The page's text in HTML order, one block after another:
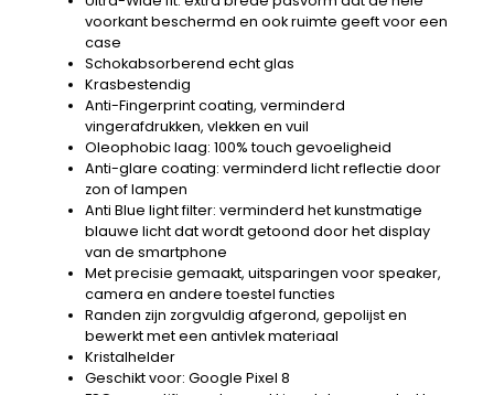
voorkant beschermd en ook ruimte geeft voor een
case
Schokabsorberend echt glas
Krasbestendig
Anti-Fingerprint coating, verminderd
vingerafdrukken, vlekken en vuil
Oleophobic laag: 100% touch gevoeligheid
Anti-glare coating: verminderd licht reflectie door
zon of lampen
Anti Blue light filter: verminderd het kunstmatige
blauwe licht dat wordt getoond door het display
van de smartphone
Met precisie gemaakt, uitsparingen voor speaker,
camera en andere toestel functies
Randen zijn zorgvuldig afgerond, gepolijst en
bewerkt met een antivlek materiaal
Kristalhelder
Geschikt voor: Google Pixel 8